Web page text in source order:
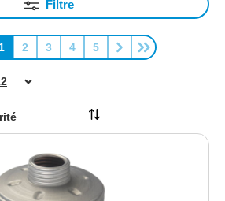
Filtre
Page
1
Page
2
Page
3
Page
4
Page
5